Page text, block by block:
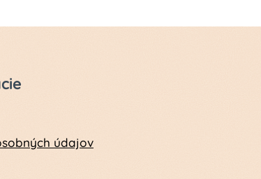
údajov